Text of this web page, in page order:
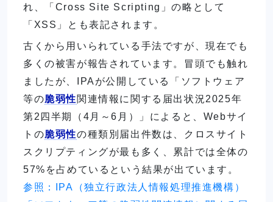
れ、「Cross Site Scripting」の略として
「XSS」とも表記されます。
古くから用いられている手法ですが、現在でも
多くの被害が報告されています。冒頭でも触れ
ましたが、IPAが公開している「ソフトウェア
等の脆弱性関連情報に関する届出状況2025年
第2四半期（4月～6月）」によると、Webサイ
トの脆弱性の種類別届出件数は、クロスサイト
スクリプティングが最も多く、累計では全体の
57%を占めているという結果が出ています。
参照：IPA（独立行政法人情報処理推進機構）